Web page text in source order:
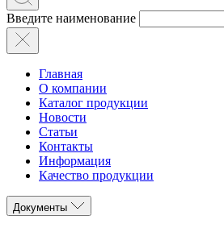
Введите наименование
Главная
О компании
Каталог продукции
Новости
Статьи
Контакты
Информация
Качество продукции
Документы